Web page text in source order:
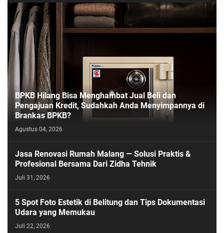
BPKB Hilang Bisa Menghambat Jual Beli dan
Pengajuan Kredit, Sudahkah Anda Menyimpannya di
Brankas BPKB?
Agustus 04, 2026
Jasa Renovasi Rumah Malang — Solusi Praktis &
Profesional Bersama Dari Zidha Tehnik
Juli 31, 2026
5 Spot Foto Estetik di Belitung dan Tips Dokumentasi
Udara yang Memukau
Juli 22, 2026